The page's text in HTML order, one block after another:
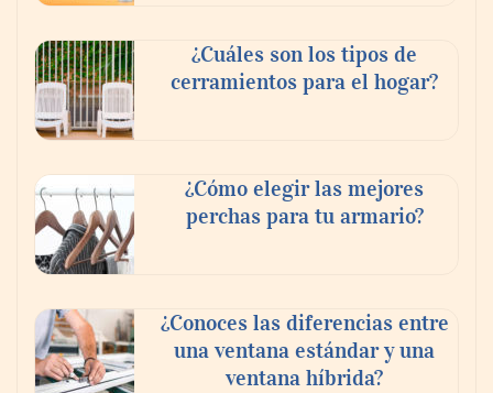
¿Cuáles son los tipos de
cerramientos para el hogar?
¿Cómo elegir las mejores
perchas para tu armario?
¿Conoces las diferencias entre
una ventana estándar y una
ventana híbrida?